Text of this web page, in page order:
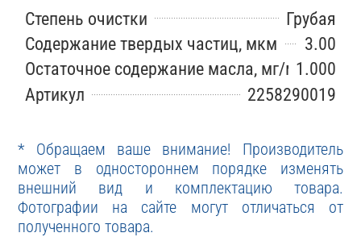
Степень очистки
Грубая
Содержание твердых частиц, мкм
3.00
Остаточное содержание масла, мг/м31.000
Артикул
2258290019
* Обращаем ваше внимание! Производитель
может в одностороннем порядке изменять
внешний вид и комплектацию товара.
Фотографии на сайте могут отличаться от
полученного товара.